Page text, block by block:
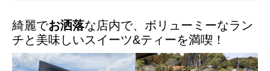
綺麗でお洒落な店内で、ボリューミーなラン
チと美味しいスイーツ&ティーを満喫！